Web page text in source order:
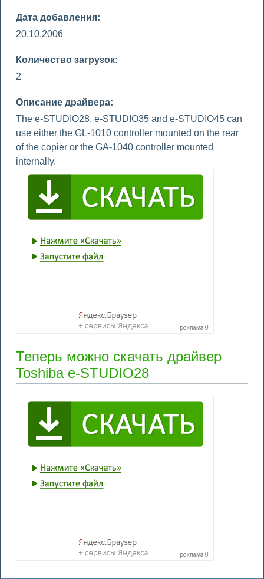
Дата добавления:
20.10.2006
Количество загрузок:
2
Описание драйвера:
The e-STUDIO28, e-STUDIO35 and e-STUDIO45 can
use either the GL-1010 controller mounted on the rear
of the copier or the GA-1040 controller mounted
internally.
Теперь можно скачать драйвер
Toshiba e-STUDIO28